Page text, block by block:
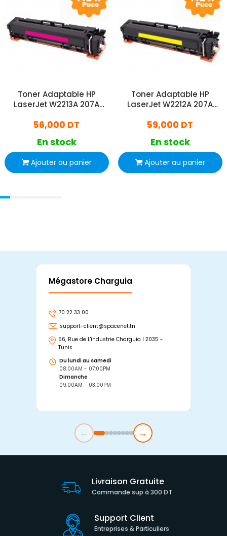
Toner Adaptable HP
LaserJet W2213A 207A
56,000 DT
En stock
Ajouter au panier
Toner Adaptable HP
LaserJet W2212A 207A
59,000 DT
En stock
Ajouter au panier
Mégastore Charguia
70 22 33 00
support-client@spacenet.tn
56, Rue de L'industrie Charguia I 2035 -
Tunis
Du lundi au samedi
08:00AM - 07:00PM
Dimanche
09:00AM - 03:00PM
← →
Livraison Gratuite
Commande sup à 300 DT
Support Client
Entreprises & Particuliers